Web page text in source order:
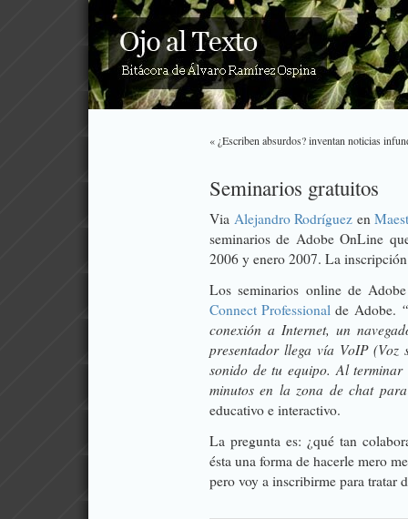
« ¿Escriben absurdos? inventan noticias
Seminarios gratuitos
Via Alejandro Rodríguez en
seminarios de Adobe OnLine
2006 y enero 2007. La
Los seminarios online de
Connect Professional de Adobe.
conexión a Internet, un
presentador llega vía VoIP
sonido de tu equipo. Al
minutos en la zona de chat
educativo e interactivo.
La pregunta es: ¿qué tan
ésta una forma de hacerle mero
pero voy a inscribirme para tratar